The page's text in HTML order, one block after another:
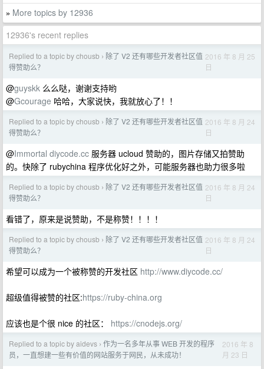
» More topics by 12936
12936's recent replies
Replied to a topic by chousb › 除了 V2 还有哪些开发者社区值
得赞助么？
2016 年 8 月 25
日
@guyskk 么么哒，谢谢支持哟
@Gcourage 哈哈，大家说快，我就放心了！！
Replied to a topic by chousb › 除了 V2 还有哪些开发者社区值
得赞助么？
2016 年 8 月 24
日
@Immortal diycode.cc 服务器 ucloud 赞助的，图片存储又拍赞助
的。快除了 rubychina 程序优化好之外，可能服务器也助力很多啦
Replied to a topic by chousb › 除了 V2 还有哪些开发者社区值
得赞助么？
2016 年 8 月 24
日
看错了，原来是说赞助，不是称赞！！！！
Replied to a topic by chousb › 除了 V2 还有哪些开发者社区值
得赞助么？
2016 年 8 月 24
日
希望可以成为一个被称赞的开发社区 http://www.diycode.cc/
超级值得被赞的社区:https://ruby-china.org
应该也是个很 nice 的社区： https://cnodejs.org/
Replied to a topic by aidevs › 作为一名多年从事 WEB 开发的程序
员，一直想建一些有价值的网站服务于网民，从未成功！
2016 年 8
月 23 日